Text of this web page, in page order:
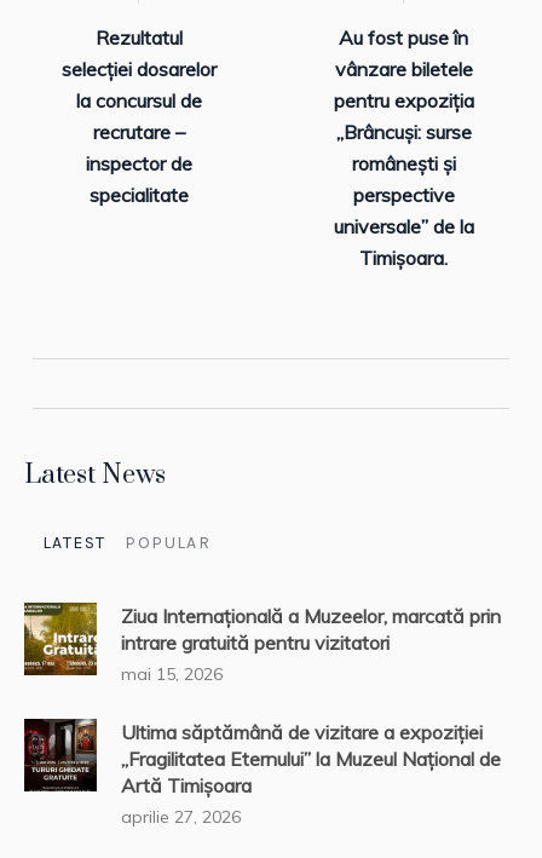
Rezultatul
selecției dosarelor
la concursul de
recrutare –
inspector de
specialitate
Au fost puse în
vânzare biletele
pentru expoziția
„Brâncuși: surse
românești și
perspective
universale” de la
Timișoara.
Latest News
LATEST POPULAR
Ziua Internațională a Muzeelor, marcată prin
intrare gratuită pentru vizitatori
mai 15, 2026
Ultima săptămână de vizitare a expoziției
„Fragilitatea Eternului” la Muzeul Național de
Artă Timișoara
aprilie 27, 2026